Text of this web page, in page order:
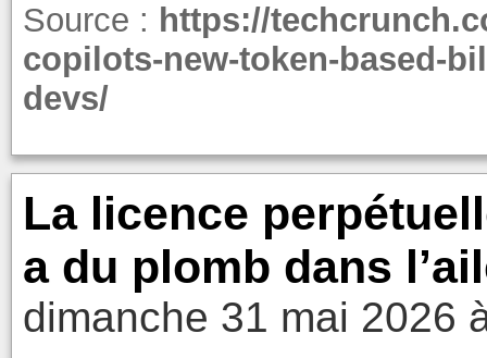
Source : https://
copilots-new-token-based-
devs/
La licence
a du plomb dans
dimanche 31 mai 2026